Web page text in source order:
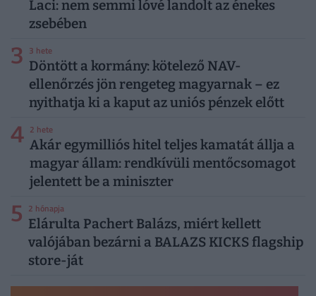
Laci: nem semmi lóvé landolt az énekes
zsebében
3 3 hete
Döntött a kormány: kötelező NAV-
ellenőrzés jön rengeteg magyarnak – ez
nyithatja ki a kaput az uniós pénzek előtt
4 2 hete
Akár egymilliós hitel teljes kamatát állja a
magyar állam: rendkívüli mentőcsomagot
jelentett be a miniszter
5 2 hónapja
Elárulta Pachert Balázs, miért kellett
valójában bezárni a BALAZS KICKS flagship
store-ját